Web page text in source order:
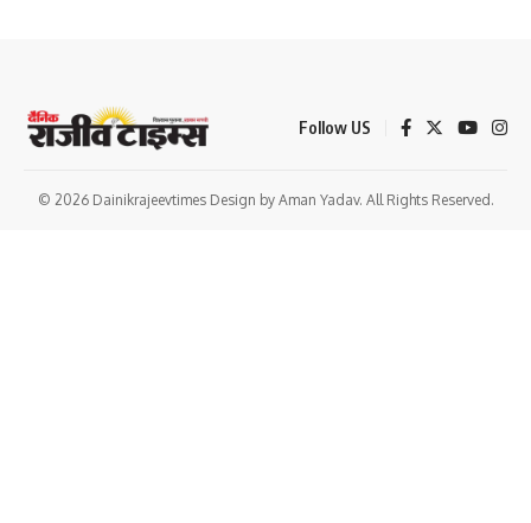
Follow US
© 2026 Dainikrajeevtimes Design by Aman Yadav. All Rights Reserved.